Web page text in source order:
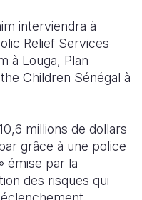
interviendra à
Relief Services
à Louga, Plan
Children Sénégal à
millions de dollars
grâce à une police
émise par la
des risques qui